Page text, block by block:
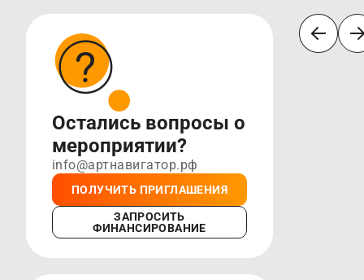
Остались вопросы о
мероприятии?
info@артнавигатор.рф
ПОЛУЧИТЬ ПРИГЛАШЕНИЯ
ЗАПРОСИТЬ
ФИНАНСИРОВАНИЕ